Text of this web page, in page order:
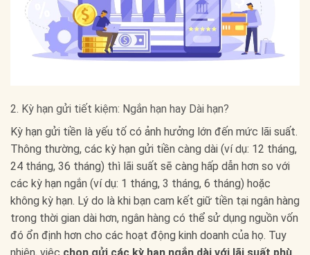
2. Kỳ hạn gửi tiết kiệm: Ngắn hạn hay Dài hạn?
Kỳ hạn gửi tiền là yếu tố có ảnh hưởng lớn đến mức lãi suất.
Thông thường, các kỳ hạn gửi tiền càng dài (ví dụ: 12 tháng,
24 tháng, 36 tháng) thì lãi suất sẽ càng hấp dẫn hơn so với
các kỳ hạn ngắn (ví dụ: 1 tháng, 3 tháng, 6 tháng) hoặc
không kỳ hạn. Lý do là khi bạn cam kết giữ tiền tại ngân hàng
trong thời gian dài hơn, ngân hàng có thể sử dụng nguồn vốn
đó ổn định hơn cho các hoạt động kinh doanh của họ. Tuy
nhiên, việc chọn gửi các kỳ hạn ngắn dài với lãi suất phù